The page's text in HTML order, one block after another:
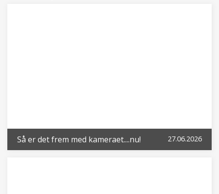
27.06.2026
Så er det frem med kameraet....nu!